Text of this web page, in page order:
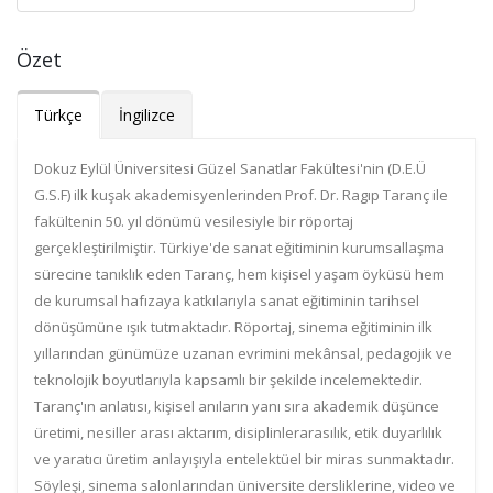
Özet
Türkçe İngilizce
Dokuz Eylül Üniversitesi Güzel Sanatlar Fakültesi'nin (D.E.Ü
G.S.F) ilk kuşak akademisyenlerinden Prof. Dr. Ragıp Taranç ile
fakültenin 50. yıl dönümü vesilesiyle bir röportaj
gerçekleştirilmiştir. Türkiye'de sanat eğitiminin kurumsallaşma
sürecine tanıklık eden Taranç, hem kişisel yaşam öyküsü hem
de kurumsal hafızaya katkılarıyla sanat eğitiminin tarihsel
dönüşümüne ışık tutmaktadır. Röportaj, sinema eğitiminin ilk
yıllarından günümüze uzanan evrimini mekânsal, pedagojik ve
teknolojik boyutlarıyla kapsamlı bir şekilde incelemektedir.
Taranç'ın anlatısı, kişisel anıların yanı sıra akademik düşünce
üretimi, nesiller arası aktarım, disiplinlerarasılık, etik duyarlılık
ve yaratıcı üretim anlayışıyla entelektüel bir miras sunmaktadır.
Söyleşi, sinema salonlarından üniversite dersliklerine, video ve